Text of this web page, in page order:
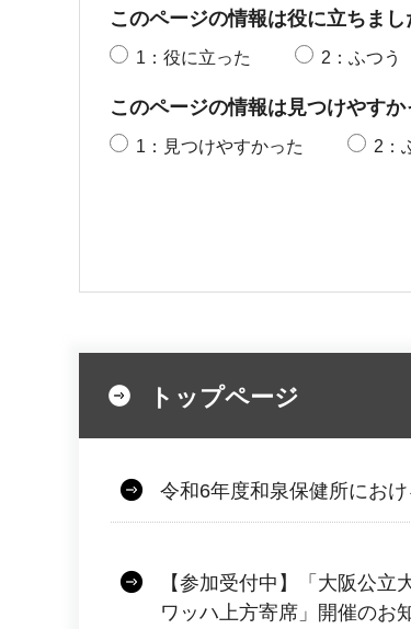
このページの情報は役に立ちまし
1：役に立った 2：ふつう
このページの情報は見つけやすか
1：見つけやすかった 2：
トップページ
令和6年度和泉保健所にお
【参加受付中】「大阪公
ワッハ上方寄席」開催のお